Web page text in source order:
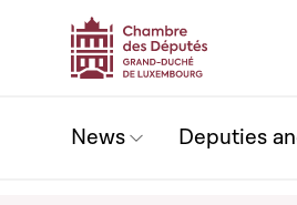
News Deputies